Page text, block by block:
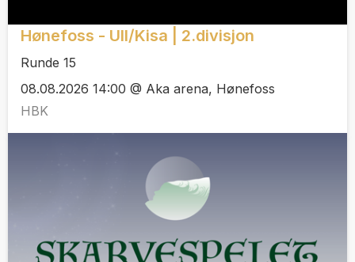
Hønefoss - Ull/Kisa | 2.divisjon
Runde 15
08.08.2026 14:00 @ Aka arena, Hønefoss
HBK